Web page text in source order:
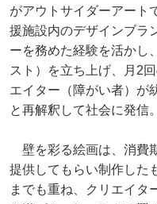
がアウトサイダーアート
援施設内のデザインブラ
ーを務めた経験を活かし
スト）を立ち上げ、月2
エイター（障がい者）が
と再解釈して社会に発信
壁を彩る絵画は、消費
提供してもらい制作した
までも重ね、クリエイタ